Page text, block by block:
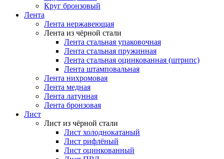
Круг бронзовый
Лента
Лента нержавеющая
Лента из чёрной стали
Лента стальная упаковочная
Лента стальная пружинная
Лента стальная оцинкованная (штрипс)
Лента штамповальная
Лента нихромовая
Лента медная
Лента латунная
Лента бронзовая
Лист
Лист из чёрной стали
Лист холоднокатаный
Лист рифлёный
Лист оцинкованный